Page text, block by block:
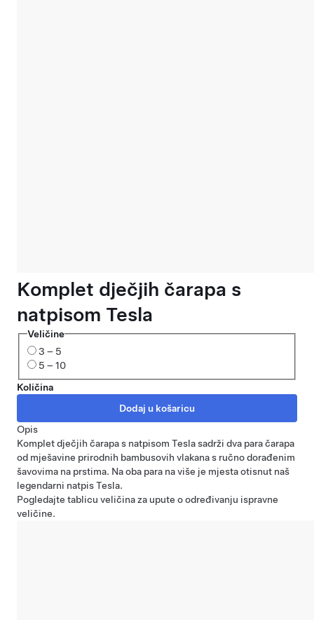
Komplet dječjih čarapa s
natpisom Tesla
Veličine
3 – 5
5 – 10
Količina
Opis
Komplet dječjih čarapa s natpisom Tesla sadrži dva para čarapa
od mješavine prirodnih bambusovih vlakana s ručno dorađenim
šavovima na prstima. Na oba para na više je mjesta otisnut naš
legendarni natpis Tesla.
Pogledajte tablicu veličinaza upute o određivanju ispravne
veličine.